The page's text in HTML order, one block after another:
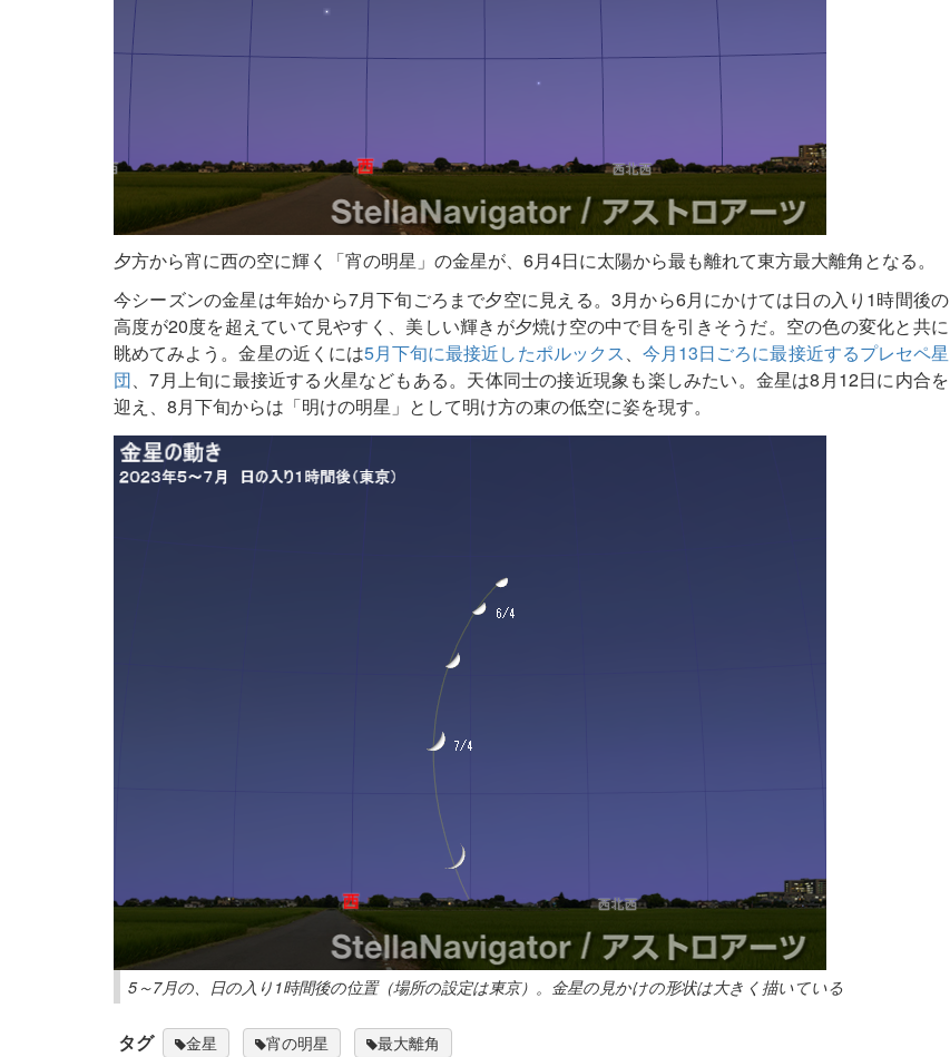
夕方から宵に西の空に輝く「宵の明星」の金星が、6月4日に太陽から最も離れて東方最大離角となる。
今シーズンの金星は年始から7月下旬ごろまで夕空に見える。3月から6月にかけては日の入り1時間後の
高度が20度を超えていて見やすく、美しい輝きが夕焼け空の中で目を引きそうだ。空の色の変化と共に
眺めてみよう。金星の近くには5月下旬に最接近したポルックス、 今月13日ごろに最接近するプレセペ星
団、7月上旬に最接近する火星などもある。天体同士の接近現象も楽しみたい。金星は8月12日に内合を
迎え、8月下旬からは「明けの明星」として明け方の東の低空に姿を現す。
5～7月の、日の入り1時間後の位置（場所の設定は東京）。金星の見かけの形状は大きく描いている
タグ 金星 宵の明星 最大離角